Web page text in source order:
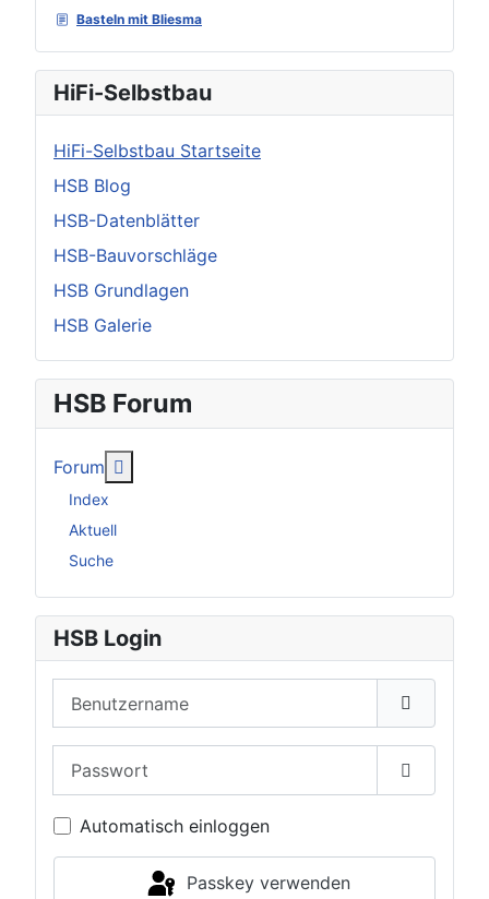
Basteln mit Bliesma
HiFi-Selbstbau
HiFi-Selbstbau Startseite
HSB Blog
HSB-Datenblätter
HSB-Bauvorschläge
HSB Grundlagen
HSB Galerie
HSB Forum
Forum
Index
Aktuell
Suche
HSB Login
Passwort
Automatisch einloggen
Passkey verwenden